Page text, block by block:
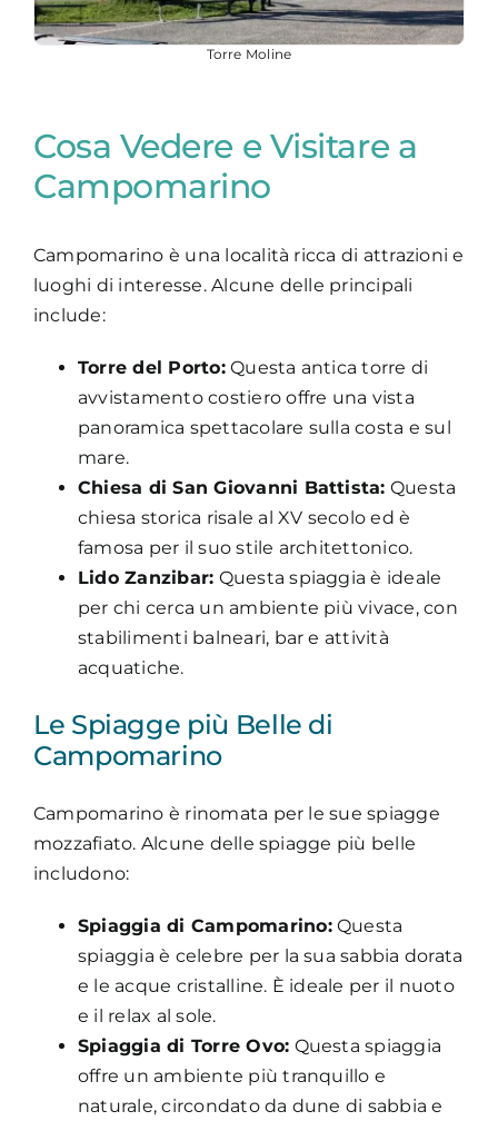
Torre Moline
Cosa Vedere e Visitare a
Campomarino
Campomarino è una località ricca di attrazioni e
luoghi di interesse. Alcune delle principali
include:
Torre del Porto:Questa antica torre di
avvistamento costiero offre una vista
panoramica spettacolare sulla costa e sul
mare.
Chiesa di San Giovanni Battista: Questa
chiesa storica risale al XV secolo ed è
famosa per il suo stile architettonico.
Lido Zanzibar: Questa spiaggia è ideale
per chi cerca un ambiente più vivace, con
stabilimenti balneari, bar e attività
acquatiche.
Le Spiagge più Belle di
Campomarino
Campomarino è rinomata per le sue spiagge
mozzafiato. Alcune delle spiagge più belle
includono:
Spiaggia di Campomarino:Questa
spiaggia è celebre per la sua sabbia dorata
e le acque cristalline. È ideale per il nuoto
e il relax al sole.
Spiaggia di Torre Ovo: Questa spiaggia
offre un ambiente più tranquillo e
naturale, circondato da dune di sabbia e